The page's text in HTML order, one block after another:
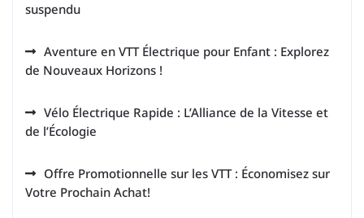
suspendu
Aventure en VTT Électrique pour Enfant : Explorez
de Nouveaux Horizons !
Vélo Électrique Rapide : L’Alliance de la Vitesse et
de l’Écologie
Offre Promotionnelle sur les VTT : Économisez sur
Votre Prochain Achat!